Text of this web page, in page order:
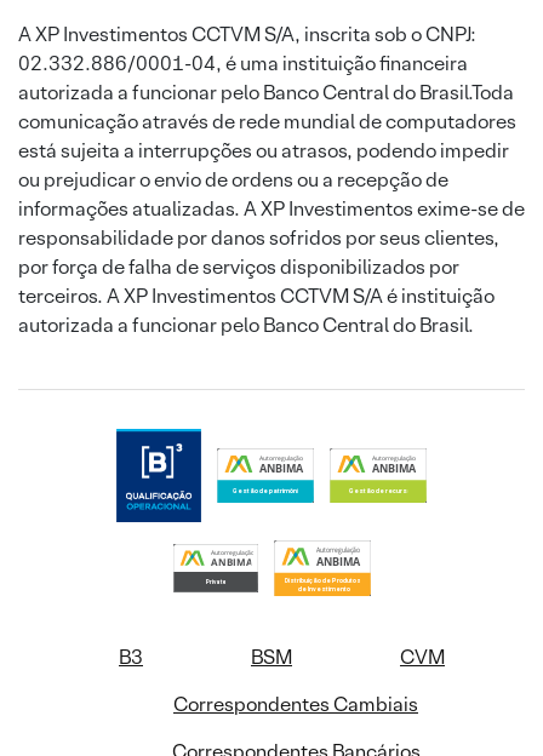
A XP Investimentos CCTVM S/A, inscrita sob o CNPJ:
02.332.886/0001-04, é uma instituição financeira
autorizada a funcionar pelo Banco Central do Brasil.Toda
comunicação através de rede mundial de computadores
está sujeita a interrupções ou atrasos, podendo impedir
ou prejudicar o envio de ordens ou a recepção de
informações atualizadas. A XP Investimentos exime-se de
responsabilidade por danos sofridos por seus clientes,
por força de falha de serviços disponibilizados por
terceiros. A XP Investimentos CCTVM S/A é instituição
autorizada a funcionar pelo Banco Central do Brasil.
B3 BSM
CVM
Correspondentes Cambiais